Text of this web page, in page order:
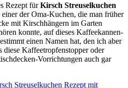
Rezept fürKirsch Streuselkuchen
einer der Oma-Kuchen, die man früher
mit Kirschhängern im Garten
konnte, auf dieses Kaffeekannen-
einen Namen hat, den ich aber
Kaffeetropfenstopper oder
Vorrichtungen auch gar